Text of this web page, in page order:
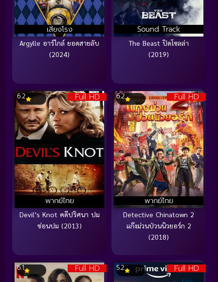
เสียงโรง
Argylle อาร์ไกล์ ยอดสายลับ
(2024)
Sound Track
The Beast ปิดโซลล่า
(2019)
Full HD
พากย์ไทย
6.2
Devil’s Knot คดีปริศนา ปม
ซ่อนปม (2013)
Full HD
พากย์ไทย
6.2
Detective Chinatown 2
แก๊งม่วนป่วนนิวยอร์ก 2
(2018)
Full HD
6.1 Full HD
5.2